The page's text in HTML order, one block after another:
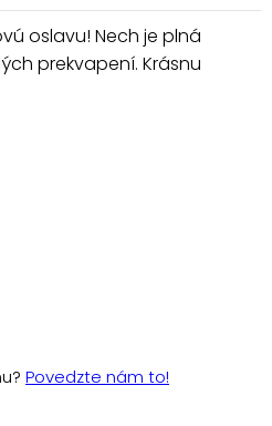
oslavu! Nech je plná
prekvapení. Krásnu
Povedzte nám to!